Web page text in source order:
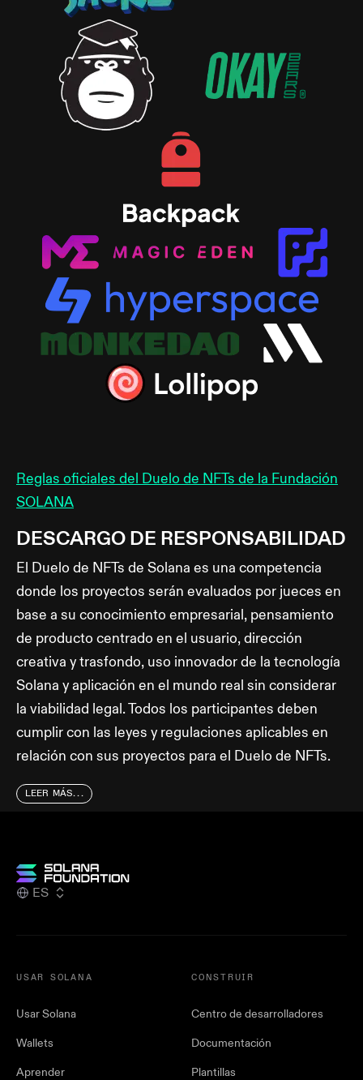
Reglas oficiales del Duelo de NFTs de la Fundación
SOLANA
DESCARGO DE RESPONSABILIDAD
El Duelo de NFTs de Solana es una competencia
donde los proyectos serán evaluados por jueces en
base a su conocimiento empresarial, pensamiento
de producto centrado en el usuario, dirección
creativa y trasfondo, uso innovador de la tecnología
Solana y aplicación en el mundo real sin considerar
la viabilidad legal. Todos los participantes deben
cumplir con las leyes y regulaciones aplicables en
relación con sus proyectos para el Duelo de NFTs.
LEER MÁS...
ES
USAR SOLANA
Usar Solana
Wallets
Aprender
CONSTRUIR
Centro de desarrolladores
Documentación
Plantillas